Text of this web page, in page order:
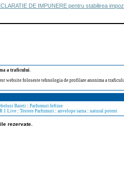
DE IMPUNERE pentru stabilirea
a traficului.
website foloseste tehnologia de profilare anonima a
Baieti : Parfumuri Ieftine
1 Live: Testere Parfumuri : anvelope iarna : natural potent
rezervate.